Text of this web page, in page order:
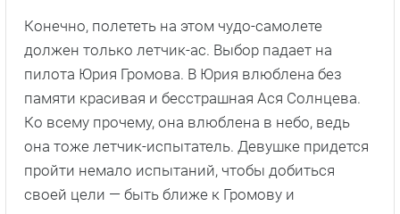
Конечно, полететь на этом чудо-самолете
должен только летчик-ас. Выбор падает на
пилота Юрия Громова. В Юрия влюблена без
памяти красивая и бесстрашная Ася Солнцева.
Ко всему прочему, она влюблена в небо, ведь
она тоже летчик-испытатель. Девушке придется
пройти немало испытаний, чтобы добиться
своей цели — быть ближе к Громову и